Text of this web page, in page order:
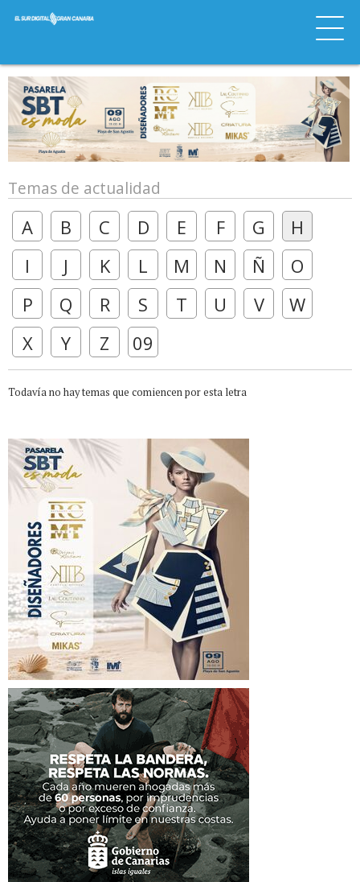
Temas de actualidad
A B C D E F G
H
I
J K L M N Ñ
O
P
Q R S T U V
W
X
Y Z 09
Todavía no hay temas que comiencen por esta letra